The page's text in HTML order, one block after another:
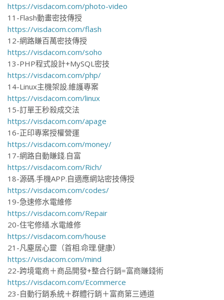
https://visdacom.com/photo-video
11-Flash動畫密技傳授
https://visdacom.com/flash
12-網路賺百萬密技傳授
https://visdacom.com/soho
13-PHP程式設計+MySQL密技
https://visdacom.com/php/
14-Linux主機架設.維護專案
https://visdacom.com/linux
15-訂單王秒殺成交法
https://visdacom.com/apage
16-正印專案授權營運
https://visdacom.com/money/
17-網路自動賺錢.自富
https://visdacom.com/Rich/
18-源碼.手機APP.自適應網站密技傳授
https://visdacom.com/codes/
19-急速修水電維修
https://visdacom.com/Repair
20-住宅修繕.水電維修
https://visdacom.com/house
21-凡塵居心靈（首相.命理.健康）
https://visdacom.com/mind
22-跨境電商＋商品開發+整合行銷=富商賺錢術
https://visdacom.com/Ecommerce
23-自動行銷系統＋群體行銷＋富商第三通道